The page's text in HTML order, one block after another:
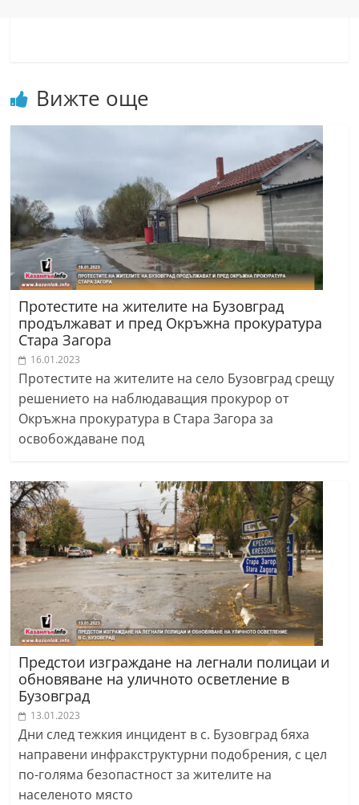
g
.
o
,
g
a
l
r
y
-
k
z
a
n
l
k
.
c
o
m
Вижте още
Протестите на жителите на Бузовград
продължават и пред Окръжна прокуратура
Стара Загора
16.01.2023
Протестите на жителите на село Бузовград срещу
решението на наблюдаващия прокурор от
Окръжна прокуратура в Стара Загора за
освобождаване под
Предстои изграждане на легнали полицаи и
обновяване на уличното осветление в
Бузовград
13.01.2023
Дни след тежкия инцидент в с. Бузовград бяха
направени инфракструктурни подобрения, с цел
по-голяма безопастност за жителите на
населеното място